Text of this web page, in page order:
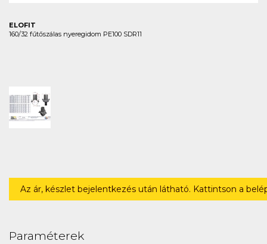
ELOFIT
160/32 fűtőszálas nyeregidom PE100 SDR11
Az ár, készlet bejelentkezés után látható. Kattintson a
Paraméterek